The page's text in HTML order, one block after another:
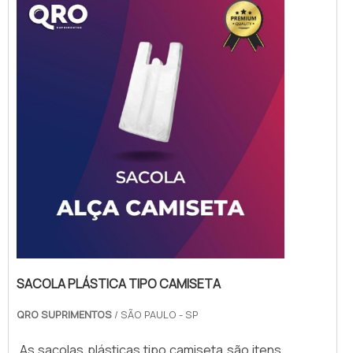
seus clientes.As sacolas plásticas
personalizadas atacado são produzidas com
SACOLA PLÁSTICA TIPO CAMISETA
QRO SUPRIMENTOS / SÃO PAULO - SP
As sacolas plásticas tipo camiseta são itens